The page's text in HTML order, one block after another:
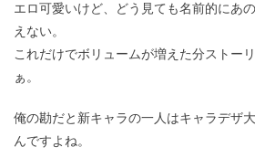
エロ可愛いけど、どう見ても名前的にあ
えない。
これだけでボリュームが増えた分ストー
ぁ。
俺の勘だと新キャラの一人はキャラデザ
んですよね。